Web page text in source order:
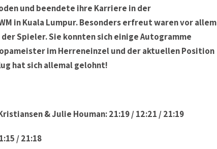
und beendete ihre Karriere in der
in Kuala Lumpur. Besonders erfreut waren vor allem
Spieler. Sie konnten sich einige Autogramme
im Herreneinzel und der aktuellen Position
hat sich allemal gelohnt!
& Julie Houman: 21:19 / 12:21 / 21:19
/ 21:18